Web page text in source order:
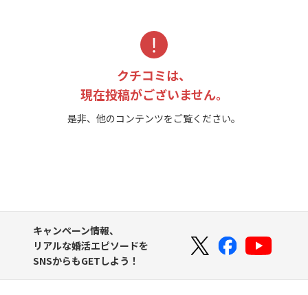
クチコミは、
現在投稿がございません。
是非、他のコンテンツをご覧ください。
キャンペーン情報、
リアルな婚活エピソードを
SNSからもGETしよう！